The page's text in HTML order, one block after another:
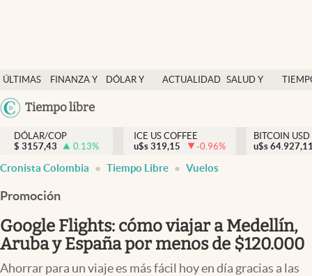
ÚLTIMAS
NOTICIAS
FINANZA Y
DÓLAR Y
ACTUALIDAD SALUD Y
México
Tiempo libre
Salud y nutrición
Vida espiritual
Actualidad
Colombia
DÓLAR/COP
$ 3157,43 0.13%
ICE US COFFEE
u$s 319,15 -0.96%
BITCOIN USD
u$s
Cronista Colombia Tiempo Libre Vuelos
Promoción
Google Flights: cómo viajar a Medellín,
Aruba y España por menos de $120.000
Ahorrar para un viaje es más fácil hoy en día gracias a las